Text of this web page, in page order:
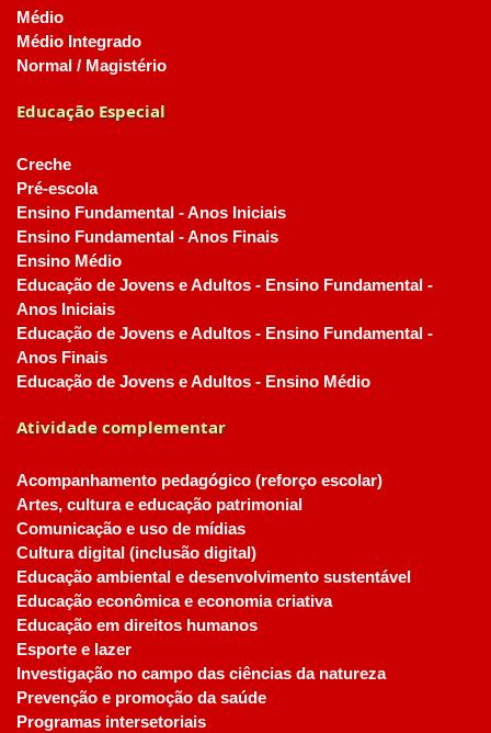
Médio
Médio Integrado
Normal / Magistério
Educação Especial
Creche
Pré-escola
Ensino Fundamental - Anos Iniciais
Ensino Fundamental - Anos Finais
Ensino Médio
Educação de Jovens e Adultos - Ensino Fundamental -
Anos Iniciais
Educação de Jovens e Adultos - Ensino Fundamental -
Anos Finais
Educação de Jovens e Adultos - Ensino Médio
Atividade complementar
Acompanhamento pedagógico (reforço escolar)
Artes, cultura e educação patrimonial
Comunicação e uso de mídias
Cultura digital (inclusão digital)
Educação ambiental e desenvolvimento sustentável
Educação econômica e economia criativa
Educação em direitos humanos
Esporte e lazer
Investigação no campo das ciências da natureza
Prevenção e promoção da saúde
Programas intersetoriais